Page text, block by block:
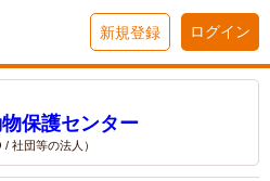
新規登録 ログイン
保護センター
社団等の法人）